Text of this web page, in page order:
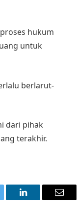
hukum
untuk
berlarut-
dari pihak
terakhir.
LinkedIn Email